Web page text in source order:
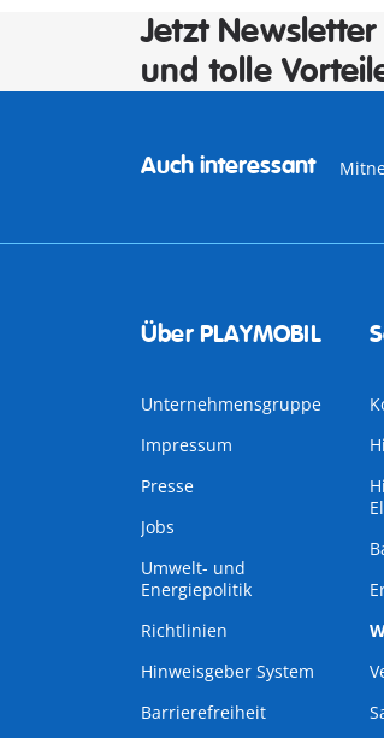
Jetzt
und tolle
Auch interessant
Über PLAYMOBIL
Unternehmensgruppe
Impressum
Presse
Jobs
Umwelt- und
Energiepolitik
Richtlinien
Hinweisgeber System
Barrierefreiheit